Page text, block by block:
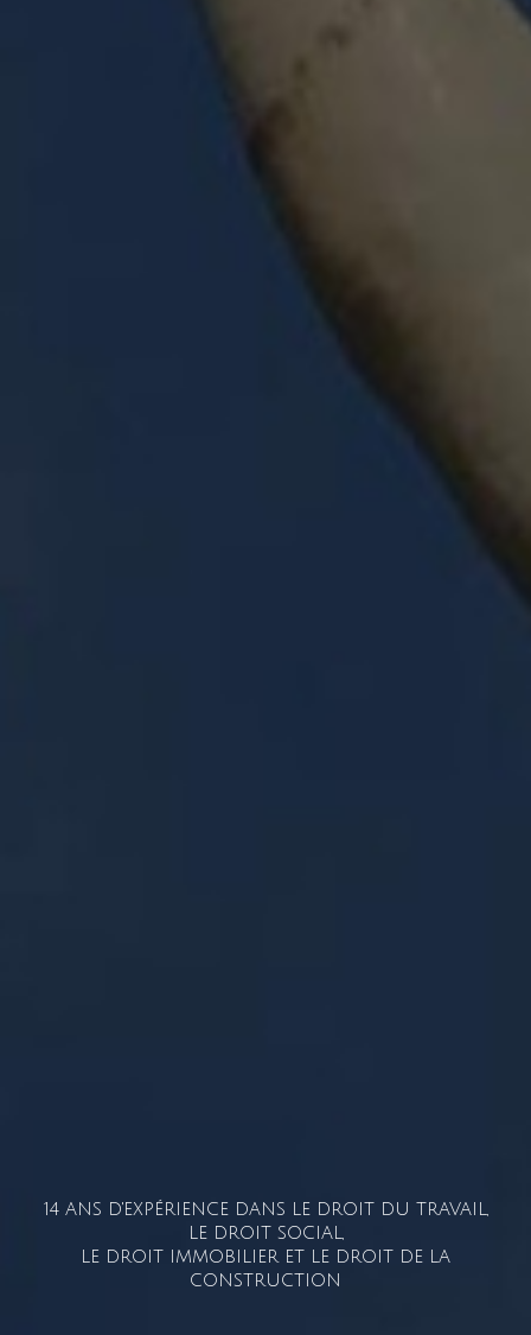
14 ANS D'EXPÉRIENCE DANS LE DROIT DU TRAVAIL,
LE DROIT SOCIAL,
LE DROIT IMMOBILIER ET LE DROIT DE LA
CONSTRUCTION